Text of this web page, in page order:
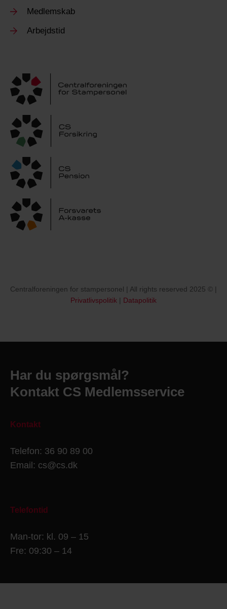
Medlemskab
Arbejdstid
Centralforeningen for stampersonel | All rights reserved 2025 © |
Privatlivspolitik | Datapolitik
Har du spørgsmål?
Kontakt CS Medlemsservice
Kontakt
Telefon: 36 90 89 00
Email: cs@cs.dk
Telefontid
Man-tor: kl. 09 – 15
Fre: 09:30 – 14